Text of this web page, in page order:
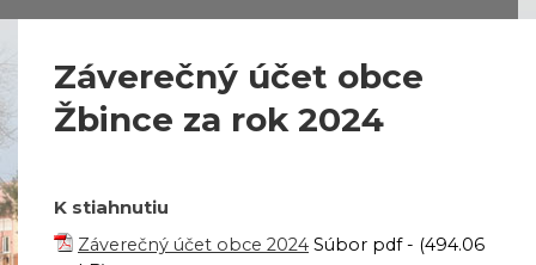
Záverečný účet obce
Žbince za rok 2024
K stiahnutiu
Záverečný účet obce 2024 Súbor pdf - (494.06